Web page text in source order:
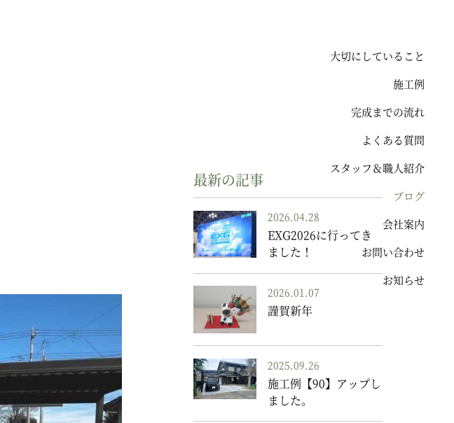
大切にしていること
施工例
完成までの流れ
よくある質問
スタッフ＆職人紹介
ブログ
会社案内
お問い合わせ
お知らせ
最新の記事
2026.04.28
EXG2026に行ってき
ました！
2026.01.07
謹賀新年
2025.09.26
施工例【90】アップし
ました。